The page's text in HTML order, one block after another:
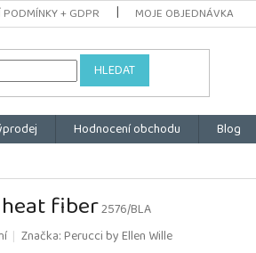
+ GDPR MOJE OBJEDNÁVKA
HLEDAT
Hodnocení obchodu Blog
heat fiber2576/BLA
Značka:Perucci by Ellen Wille